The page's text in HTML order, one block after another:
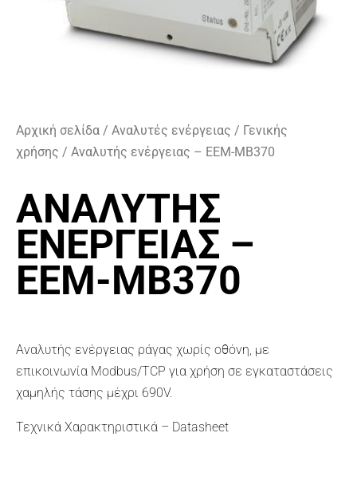
Αρχική σελίδα / Αναλυτές ενέργειας / Γενικής
χρήσης / Αναλυτής ενέργειας – EEM-MB370
ΑΝΑΛΥΤΉΣ
ΕΝΈΡΓΕΙΑΣ –
EEM-MB370
Αναλυτής ενέργειας ράγας χωρίς οθόνη, με
επικοινωνία Modbus/TCP για χρήση σε εγκαταστάσεις
χαμηλής τάσης μέχρι 690V.
Τεχνικά Χαρακτηριστικά – Datasheet